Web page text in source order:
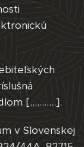
[………..].
v Slovenskej